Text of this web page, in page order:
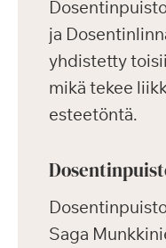
ja
yhdistetty
mikä tekee
esteetöntä.
Saga